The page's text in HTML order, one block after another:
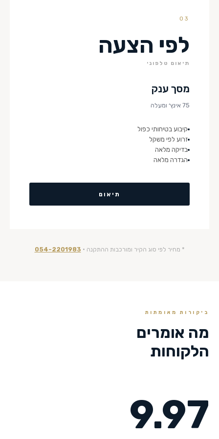
03
לפי הצעה
תיאום טלפוני
מסך ענק
75 אינץ׳ ומעלה
קיבוע בטיחותי כפול
זרוע לפי משקל
בדיקה מלאה
הגדרה מלאה
תיאום
* מחיר לפי סוג הקיר ומורכבות ההתקנה · 054-2201983
ביקורות מאומתות
מה אומרים
הלקוחות
9.97